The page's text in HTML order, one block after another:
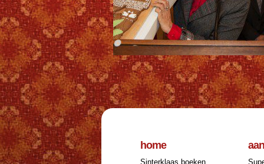
home
Sinterklaas boeken